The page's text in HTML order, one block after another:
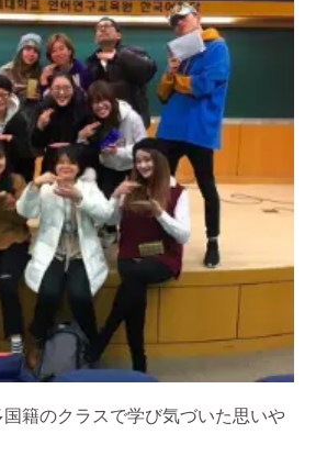
国籍のクラスで学び気づいた思いや